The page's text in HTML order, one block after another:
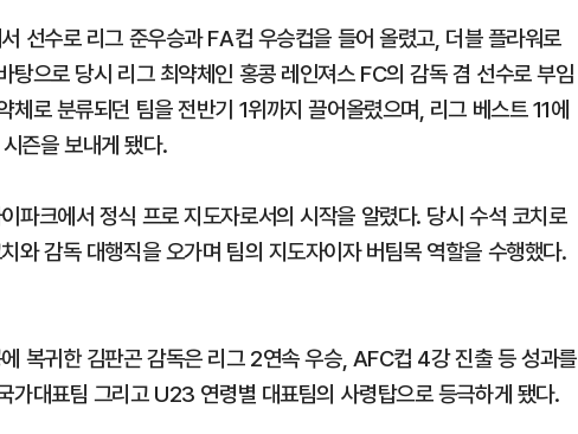
선수로 리그 준우승과 FA컵 우승컵을 들어 올렸고, 더블 플라워로
으로 당시 리그 최약체인 홍콩 레인져스 FC의 감독 겸 선수로 부임
로 분류되던 팀을 전반기 1위까지 끌어올렸으며, 리그 베스트 11에
즌을 보내게 됐다.
크에서 정식 프로 지도자로서의 시작을 알렸다. 당시 수석 코치로
감독 대행직을 오가며 팀의 지도자이자 버팀목 역할을 수행했다.
복귀한 김판곤 감독은 리그 2연속 우승, AFC컵 4강 진출 등 성과를
가대표팀 그리고 U23 연령별 대표팀의 사령탑으로 등극하게 됐다.